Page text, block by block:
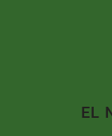
EL